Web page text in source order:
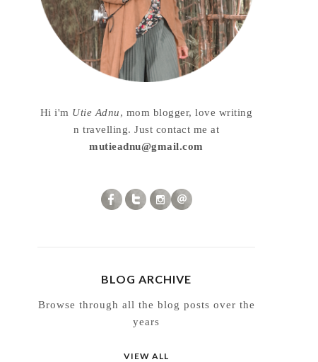
Hi i'm Utie Adnu, mom blogger, love writing
n travelling. Just contact me at
mutieadnu@gmail.com
BLOG ARCHIVE
Browse through all the blog posts over the
years
VIEW ALL